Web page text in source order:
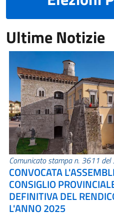
Ultime Notizie
Comunicato stampa n. 3611
CONVOCATA
CONSIGLIO
DEFINITIVA DEL
L'ANNO 2025